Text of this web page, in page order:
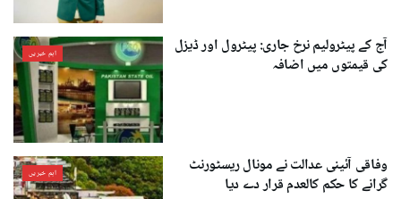
اہم خبریں
آج کے پیٹرولیم نرخ جاری: پیٹرول اور ڈیزل
کی قیمتوں میں اضافہ
اہم خبریں
وفاقی آئینی عدالت نے مونال ریسٹورنٹ
گرانے کا حکم کالعدم قرار دے دیا